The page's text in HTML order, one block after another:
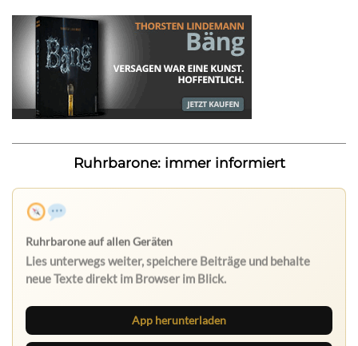
Ruhrbarone: immer informiert
App herunterladen